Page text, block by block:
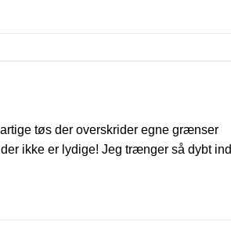
tøs der overskrider egne grænser
ikke er lydige! Jeg trænger så dybt ind